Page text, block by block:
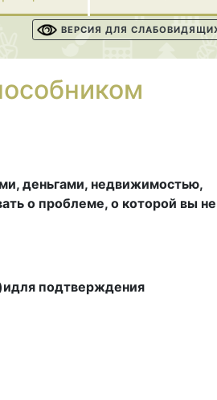
ВЕРСИЯ ДЛЯ
деньгами, недвижимостью,
о проблеме, о которой вы не
подтверждения